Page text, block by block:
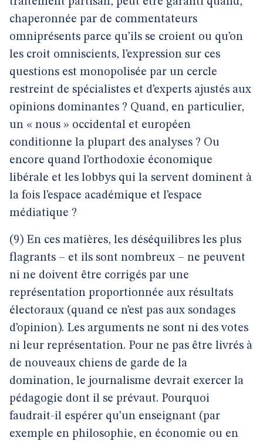
chaperonnée par de commentateurs
omniprésents parce qu’ils se croient ou qu’on
les croit omniscients, l’expression sur ces
questions est monopolisée par un cercle
restreint de spécialistes et d’experts ajustés aux
opinions dominantes ? Quand, en particulier,
un « nous » occidental et européen
conditionne la plupart des analyses ? Ou
encore quand l’orthodoxie économique
libérale et les lobbys qui la servent dominent à
la fois l’espace académique et l’espace
médiatique ?
(9) En ces matières, les déséquilibres les plus
flagrants – et ils sont nombreux – ne peuvent
ni ne doivent être corrigés par une
représentation proportionnée aux résultats
électoraux (quand ce n’est pas aux sondages
d’opinion). Les arguments ne sont ni des votes
ni leur représentation. Pour ne pas être livrés à
de nouveaux chiens de garde de la
domination, le journalisme devrait exercer la
pédagogie dont il se prévaut. Pourquoi
faudrait-il espérer qu’un enseignant (par
exemple en philosophie, en économie ou en